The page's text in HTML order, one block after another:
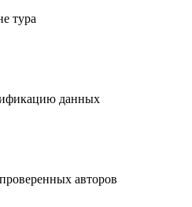
тура
данных
авторов